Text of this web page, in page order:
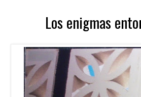
Los enigmas